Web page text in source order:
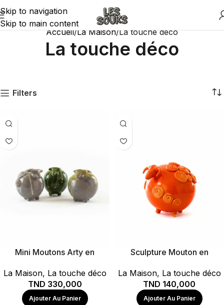
Skip to navigation
Skip to main content
Accueil La Maison La touche déco
La touche déco
Filters
Mini Moutons Arty en
La Maison, La touche déco
TND 330,000
Ajouter Au Panier
Sculpture Mouton en
La Maison, La touche déco
TND 140,000
Ajouter Au Panier